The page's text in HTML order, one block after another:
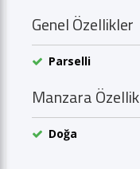
Genel Özellikler
Parselli
Manzara
Doğa